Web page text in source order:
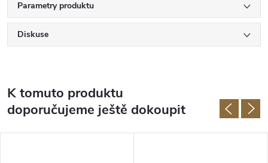
Parametry produktu
Diskuse
K tomuto produktu
doporučujeme ještě dokoupit